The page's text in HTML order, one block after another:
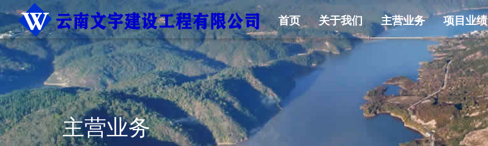
首页 关于我们 主营业务 项目业绩
主营业务